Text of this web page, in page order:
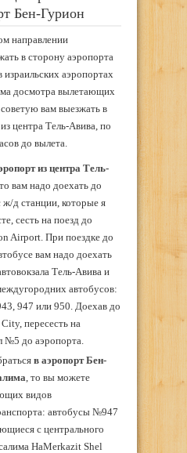
Бен-Гурион
направлении
в сторону аэропорта
израильских аэропортах
досмотра вылетающих
вам выезжать в
центра Тель-Авива, по
до вылета.
из центра Тель-
вам надо доехать до
д станции, которые я
сесть на поезд до
Airport. При поездке до
вам надо доехать
Тель-Авива и
автобусов:
947 или 950. Доехав до
пересесть на
№5 до аэропорта.
в аэропорт Бен-
, то вы можете
видов
автобусы №947
с центрального
HaMerkazit Shel